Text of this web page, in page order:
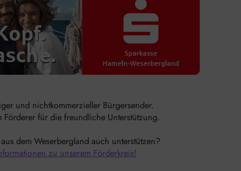
und nichtkommerzieller Bürgersender.
für die freundliche Unterstützung.
dem Weserbergland auch unterstützen?
zu unserem Förderkreis!